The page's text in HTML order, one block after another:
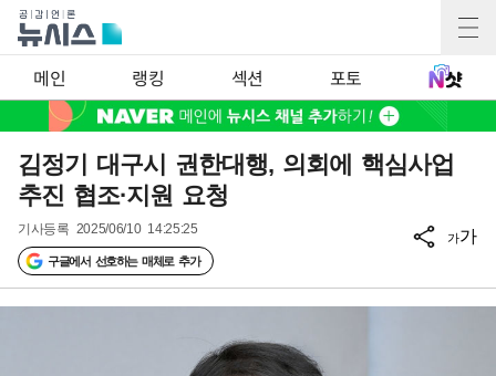
메인 랭킹 섹션 포토
김정기 대구시 권한대행, 의회에 핵심사업
추진 협조·지원 요청
기사등록 2025/06/10 14:25:25
구글에서 선호하는 매체로 추가
가가